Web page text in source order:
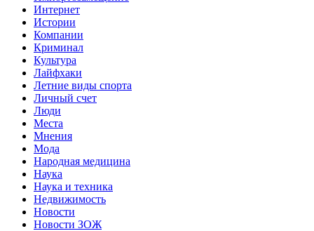
Интернет
Истории
Компании
Криминал
Культура
Лайфхаки
Летние виды спорта
Личный счет
Люди
Места
Мнения
Мода
Народная медицина
Наука
Наука и техника
Недвижимость
Новости
Новости ЗОЖ